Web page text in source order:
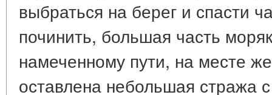
выбраться на берег и спасти
починить, большая часть
намеченному пути, на месте
оставлена небольшая стража